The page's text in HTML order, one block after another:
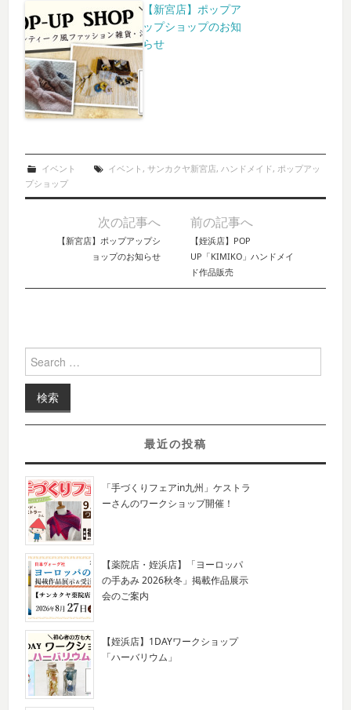
【新宮店】ポップア
ップショップのお知
らせ
イベント イベント , サンカクヤ新宮店, ハンドメイド, ポップアッ
プショップ
Post navigation
次の記事へ
【新宮店】ポップアップシ
ョップのお知らせ
前の記事へ
【姪浜店】POP
UP「KIMIKO」ハンドメイ
ド作品販売
Search for:
最近の投稿
「手づくりフェアin九州」ケストラ
ーさんのワークショップ開催！
【薬院店・姪浜店】「ヨーロッパ
の手あみ 2026秋冬」掲載作品展示
会のご案内
【姪浜店】1DAYワークショップ
「ハーバリウム」